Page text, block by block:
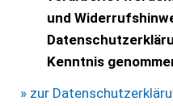
und
Kenntnis
» zur